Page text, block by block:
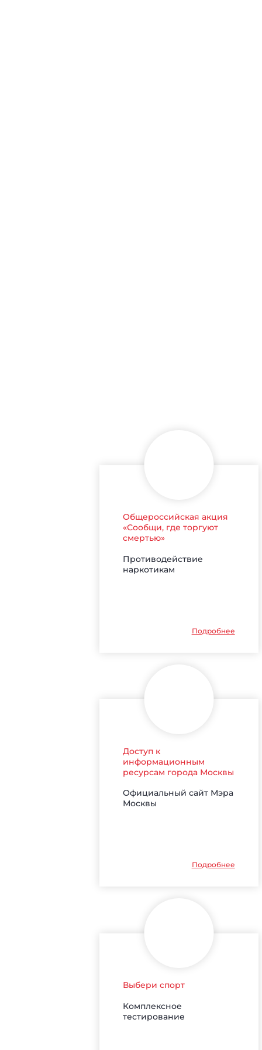
Общероссийская акция
«Сообщи, где торгуют
смертью»
Противодействие
наркотикам
Подробнее
Доступ к
информационным
ресурсам города Москвы
Официальный сайт Мэра
Москвы
Подробнее
Выбери спорт
Комплексное
тестирование